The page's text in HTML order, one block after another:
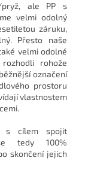
pryž, ale PP s
velmi odolný
záruku,
Přesto naše
velmi odolné
rohože
označení
prostoru
vlastnostem
s cílem spojit
tedy 100%
skončení jejich